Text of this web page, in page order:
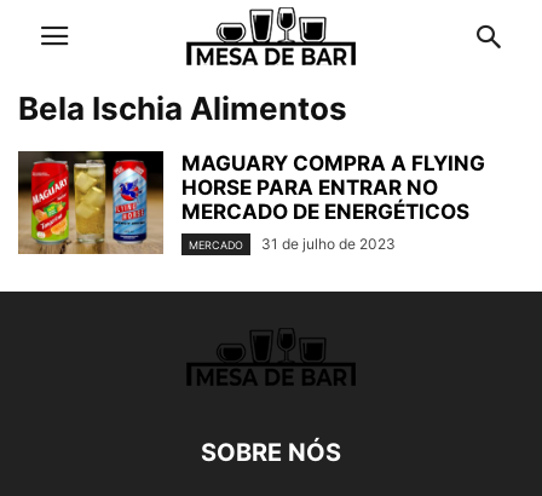
Bela Ischia Alimentos
MAGUARY COMPRA A FLYING
HORSE PARA ENTRAR NO
MERCADO DE ENERGÉTICOS
MERCADO 31 de julho de 2023
SOBRE NÓS